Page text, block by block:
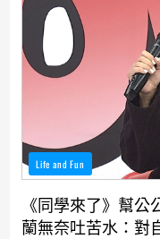
Life and Fun
《同學來了》幫
蘭無奈吐苦水：對